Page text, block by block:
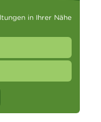
in Ihrer Nähe